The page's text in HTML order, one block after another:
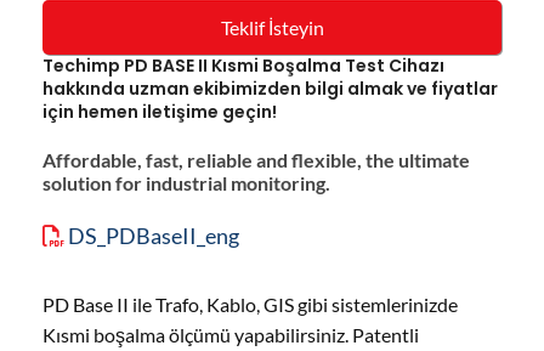
Teklif İsteyin
Techimp PD BASE II Kısmi Boşalma Test Cihazı
hakkında uzman ekibimizden bilgi almak ve fiyatlar
için hemen iletişime geçin!
Affordable, fast, reliable and flexible, the ultimate
solution for industrial monitoring.
DS_PDBaseII_eng
PD Base II ile Trafo, Kablo, GIS gibi sistemlerinizde
Kısmi boşalma ölçümü yapabilirsiniz. Patentli